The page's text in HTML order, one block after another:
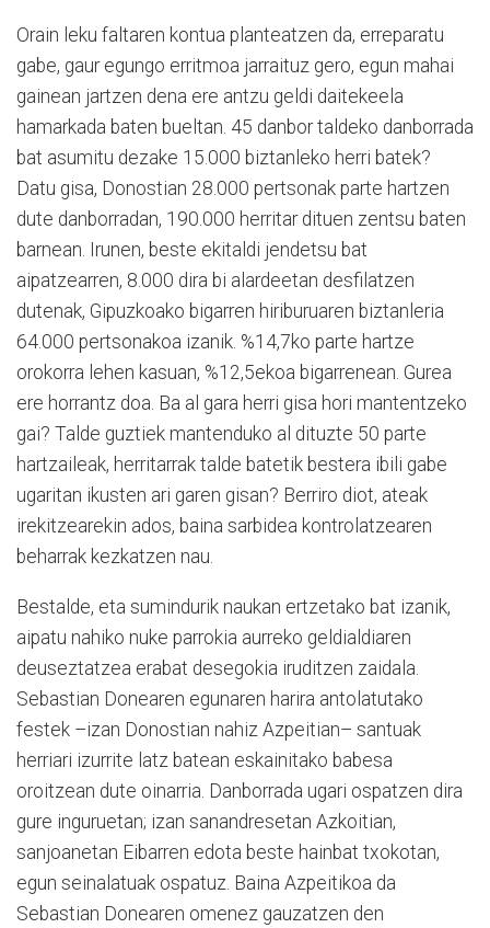
Orain leku faltaren kontua planteatzen da, erreparatu
gabe, gaur egungo erritmoa jarraituz gero, egun mahai
gainean jartzen dena ere antzu geldi daitekeela
hamarkada baten bueltan. 45 danbor taldeko danborrada
bat asumitu dezake 15.000 biztanleko herri batek?
Datu gisa, Donostian 28.000 pertsonak parte hartzen
dute danborradan, 190.000 herritar dituen zentsu baten
barnean. Irunen, beste ekitaldi jendetsu bat
aipatzearren, 8.000 dira bi alardeetan desfilatzen
dutenak, Gipuzkoako bigarren hiriburuaren biztanleria
64.000 pertsonakoa izanik. %14,7ko parte hartze
orokorra lehen kasuan, %12,5ekoa bigarrenean. Gurea
ere horrantz doa. Ba al gara herri gisa hori mantentzeko
gai? Talde guztiek mantenduko al dituzte 50 parte
hartzaileak, herritarrak talde batetik bestera ibili gabe
ugaritan ikusten ari garen gisan? Berriro diot, ateak
irekitzearekin ados, baina sarbidea kontrolatzearen
beharrak kezkatzen nau.
Bestalde, eta sumindurik naukan ertzetako bat izanik,
aipatu nahiko nuke parrokia aurreko geldialdiaren
deuseztatzea erabat desegokia iruditzen zaidala.
Sebastian Donearen egunaren harira antolatutako
festek –izan Donostian nahiz Azpeitian– santuak
herriari izurrite latz batean eskainitako babesa
oroitzean dute oinarria. Danborrada ugari ospatzen dira
gure inguruetan; izan sanandresetan Azkoitian,
sanjoanetan Eibarren edota beste hainbat txokotan,
egun seinalatuak ospatuz. Baina Azpeitikoa da
Sebastian Donearen omenez gauzatzen den